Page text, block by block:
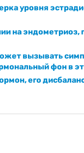
уровня
на эндометриоз,
вызывать
фон в
его